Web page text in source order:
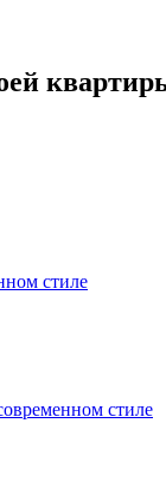
стиле
стиле